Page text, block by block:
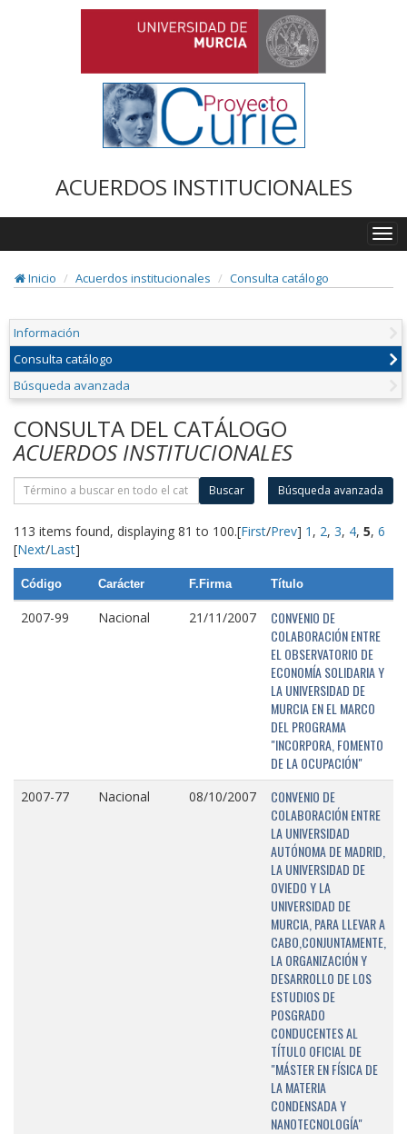
ACUERDOS INSTITUCIONALES
Inicio
Acuerdos institucionales Consulta catálogo
Información
Consulta catálogo
Búsqueda avanzada
CONSULTA DEL CATÁLOGO
ACUERDOS INSTITUCIONALES
Buscar Búsqueda avanzada
113 items found, displaying 81 to 100.[First/Prev] 1 , 2, 3, 4, 5, 6
[Next/Last]
Código Carácter F.Firma Título
2007-99 Nacional 21/11/2007
CONVENIO DE
COLABORACIÓN ENTRE
EL OBSERVATORIO DE
ECONOMÍA SOLIDARIA Y
LA UNIVERSIDAD DE
MURCIA EN EL MARCO
DEL PROGRAMA
"INCORPORA, FOMENTO
DE LA OCUPACIÓN"
2007-77 Nacional 08/10/2007
CONVENIO DE
COLABORACIÓN ENTRE
LA UNIVERSIDAD
AUTÓNOMA DE MADRID,
LA UNIVERSIDAD DE
OVIEDO Y LA
UNIVERSIDAD DE
MURCIA, PARA LLEVAR A
CABO,CONJUNTAMENTE,
LA ORGANIZACIÓN Y
DESARROLLO DE LOS
ESTUDIOS DE
POSGRADO
CONDUCENTES AL
TÍTULO OFICIAL DE
"MÁSTER EN FÍSICA DE
LA MATERIA
CONDENSADA Y
NANOTECNOLOGÍA"